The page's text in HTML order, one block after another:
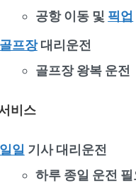
공항 이동 및 픽업
골프장대리운전
골프장 왕복 운전
비스
일일 기사 대리운전
하루 종일 운전 필